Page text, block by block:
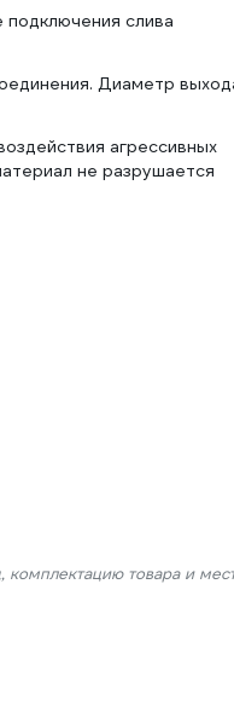
слива
Диаметр
агрессивных
не разрушается
комплектацию товара и